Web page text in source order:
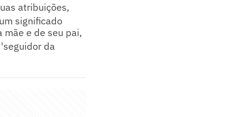
atribuições,
significado
mãe e de seu pai,
da